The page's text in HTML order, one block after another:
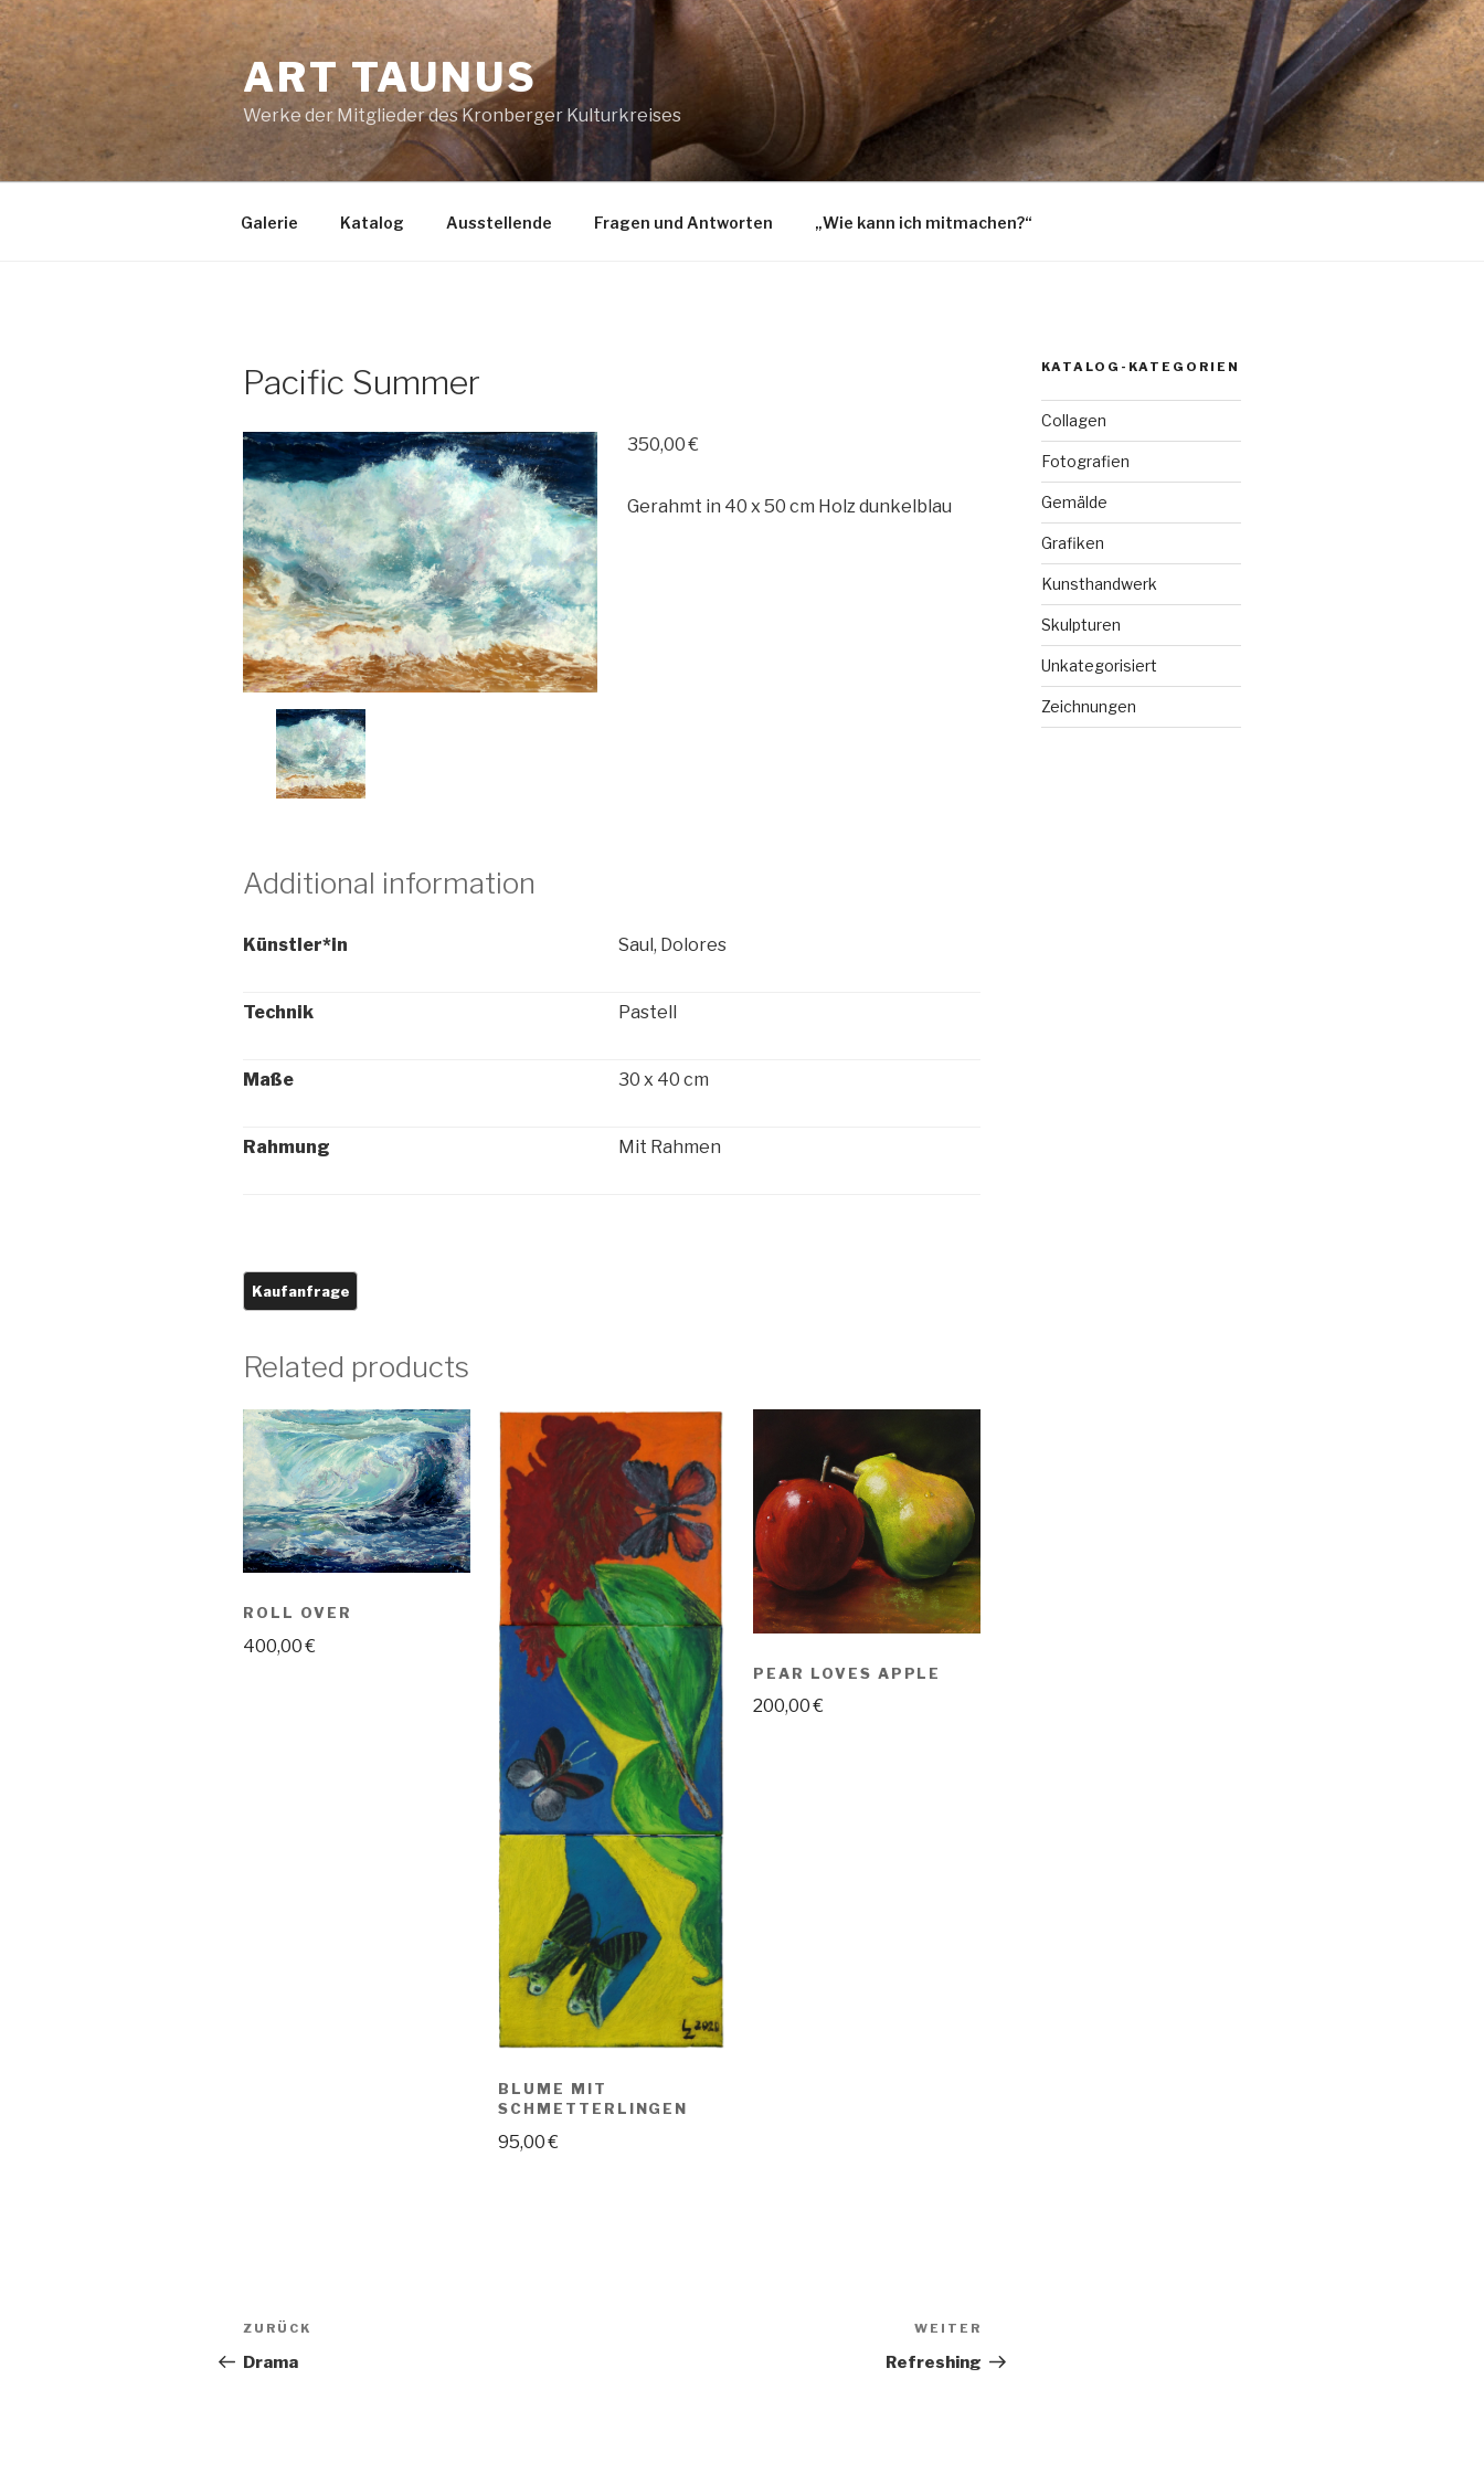
Zum
Inhalt
springen
ART TAUNUS
Werke der Mitglieder des Kronberger Kulturkreises
Galerie Katalog Ausstellende Fragen und Antworten „Wie kann ich mitmachen?“
Pacific Summer
350,00€
Gerahmt in 40 x 50 cm Holz dunkelblau
Additional information
Künstler*in Saul, Dolores
Technik Pastell
Maße 30 x 40 cm
Rahmung Mit Rahmen
Related products
ROLL OVER
400,00€
BLUME MIT
SCHMETTERLINGEN
95,00€
PEAR LOVES APPLE
200,00€
Beitragsnavigation
Vorheriger
Beitrag
ZURÜCK
Drama
Beitrag
WEITER
Refreshing
KATALOG-KATEGORIEN
Collagen
Fotografien
Gemälde
Grafiken
Kunsthandwerk
Skulpturen
Unkategorisiert
Zeichnungen